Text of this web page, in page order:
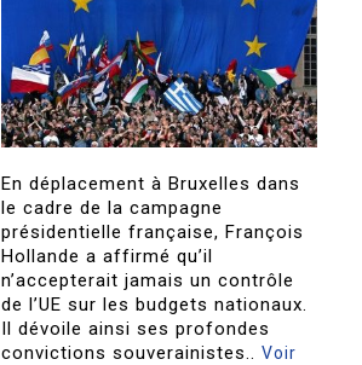
En déplacement à Bruxelles dans
le cadre de la campagne
présidentielle française, François
Hollande a affirmé qu’il
n’accepterait jamais un contrôle
de l’UE sur les budgets nationaux.
Il dévoile ainsi ses profondes
convictions souverainistes..Voir